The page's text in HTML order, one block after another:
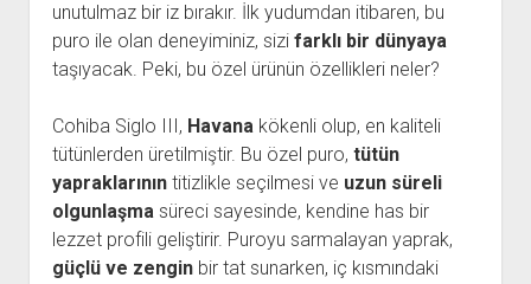
unutulmaz bir iz bırakır. İlk yudumdan itibaren, bu
puro ile olan deneyiminiz, sizi farklı bir dünyaya
taşıyacak. Peki, bu özel ürünün özellikleri neler?
Cohiba Siglo III, Havanakökenli olup, en kaliteli
tütünlerden üretilmiştir. Bu özel puro, tütün
yapraklarınıntitizlikle seçilmesi ve uzun süreli
olgunlaşmasüreci sayesinde, kendine has bir
lezzet profili geliştirir. Puroyu sarmalayan yaprak,
güçlü ve zenginbir tat sunarken, iç kısmındaki